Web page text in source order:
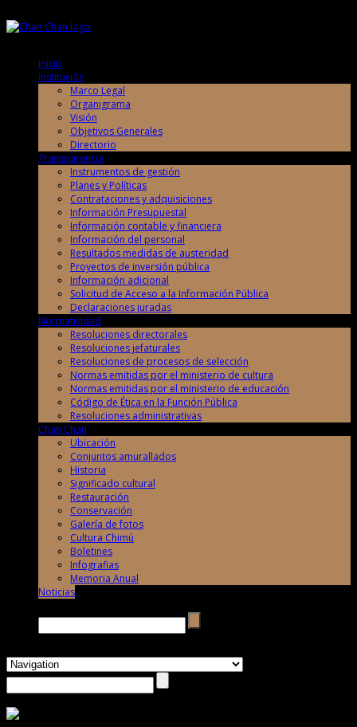
Inicio
Institución
Marco Legal
Organigrama
Visión
Objetivos Generales
Directorio
Transparencia
Instrumentos de gestión
Planes y Políticas
Contrataciones y adquisiciones
Información Presupuestal
Información contable y financiera
Información del personal
Resultados medidas de austeridad
Proyectos de inversión pública
Información adicional
Solicitud de Acceso a la Información Pública
Declaraciones juradas
Normatividad
Resoluciones directorales
Resoluciones jefaturales
Resoluciones de procesos de selección
Normas emitidas por el ministerio de cultura
Normas emitidas por el ministerio de educación
Código de Ética en la Función Pública
Resoluciones administrativas
Chan Chan
Ubicación
Conjuntos amurallados
Historia
Significado cultural
Restauración
Conservación
Galería de fotos
Cultura Chimú
Boletines
Infografias
Memoria Anual
Noticias